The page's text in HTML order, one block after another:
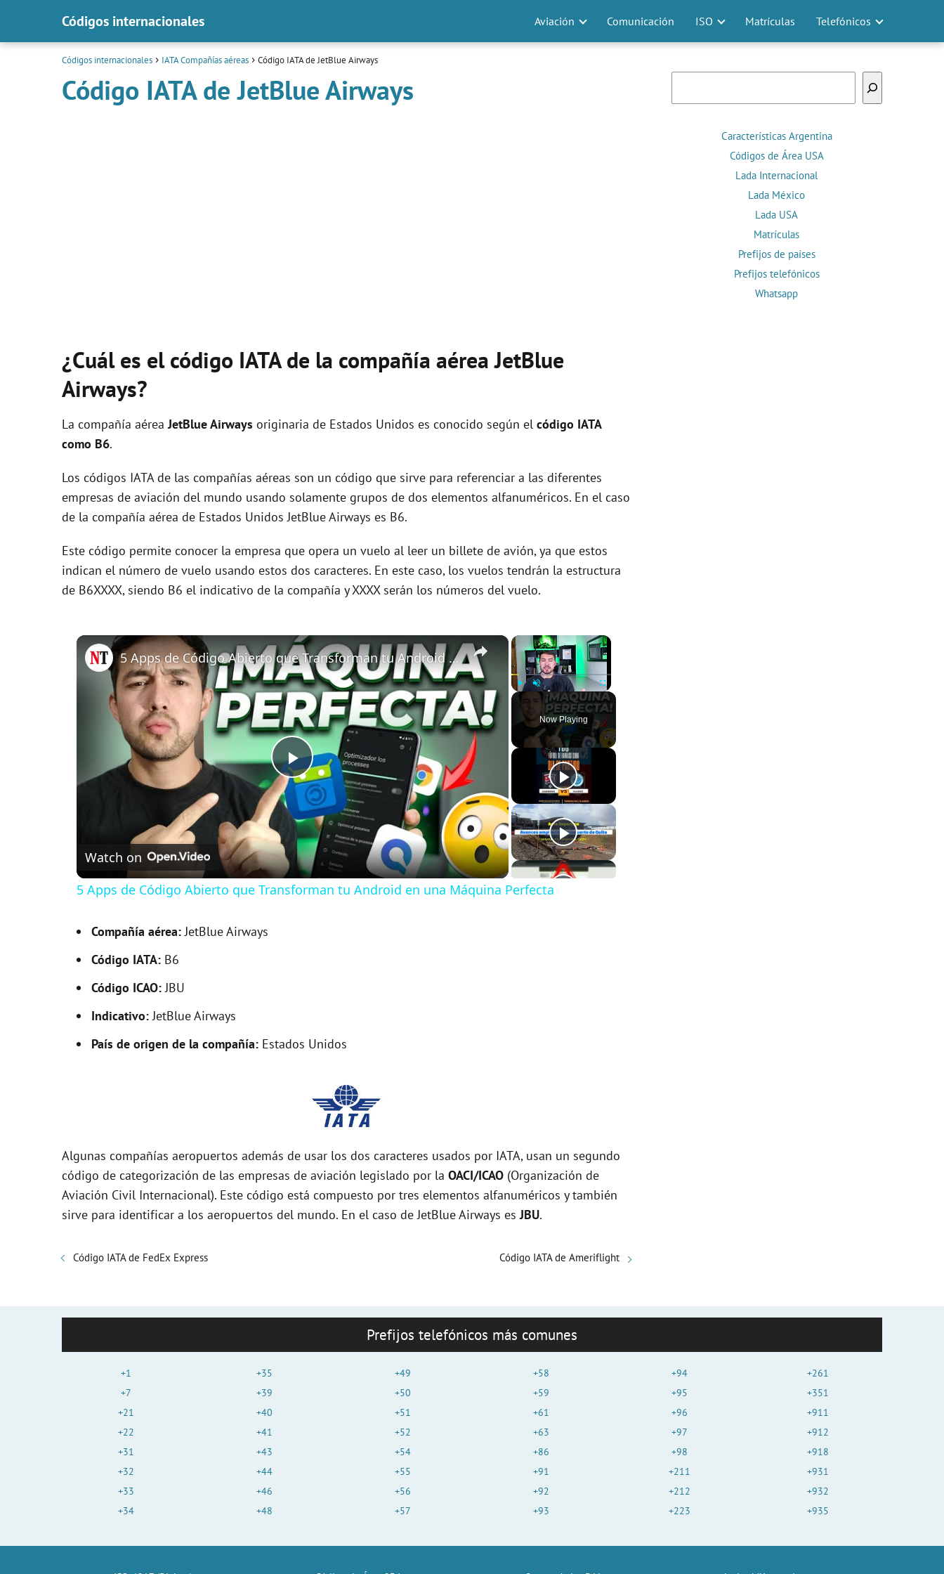
Códigos internacionales Aviación Comunicación ISO Matrículas Telefónicos
Códigos internacionales IATA Compañías aéreas Código IATA de JetBlue Airways
Código IATA de JetBlue Airways
¿Cuál es el código IATA de la compañía aérea JetBlue
Airways?
La compañía aéreaJetBlue Airways originaria de Estados Unidos es conocido según el código IATA
como B6.
Los códigos IATA de las compañías aéreas son un código que sirve para referenciar a las diferentes
empresas de aviación del mundo usando solamente grupos de dos elementos alfanuméricos. En el caso
de la compañía aérea de Estados Unidos JetBlue Airways es B6.
Este código permite conocer la empresa que opera un vuelo al leer un billete de avión, ya que estos
indican el número de vuelo usando estos dos caracteres. En este caso, los vuelos tendrán la estructura
de B6XXXX, siendo B6 el indicativo de la compañía y XXXX serán los números del vuelo.
×
Play Unmute Fullscreen
Now Playing
×
P
l
a
5 Apps de Código Abierto que Transforman tu Android en una Máquina Perfecta
Watch on
5 Apps de Código Abierto que Transforman tu Android en una Máquina Perfecta
Compañía aérea:JetBlue Airways
Código IATA: B6
Código ICAO:JBU
Indicativo:JetBlue Airways
País de origen de la compañía: Estados Unidos
Algunas compañías aeropuertos además de usar los dos caracteres usados por IATA, usan un segundo
código de categorización de las empresas de aviación legislado por la OACI/ICAO (Organización de
Aviación Civil Internacional). Este código está compuesto por tres elementos alfanuméricos y también
sirve para identificar a los aeropuertos del mundo. En el caso de JetBlue Airways esJBU.
Código IATA de FedEx Express Código IATA de Ameriflight
Características Argentina
Códigos de Área USA
Lada Internacional
Lada México
Lada USA
Matrículas
Prefijos de países
Prefijos telefónicos
Whatsapp
Prefijos telefónicos más comunes
+1
+7
+21
+22
+31
+32
+33
+34
+35
+39
+40
+41
+43
+44
+46
+48
+49
+50
+51
+52
+54
+55
+56
+57
+58
+59
+61
+63
+86
+91
+92
+93
+94
+95
+96
+97
+98
+211
+212
+223
+261
+351
+911
+912
+918
+931
+932
+935